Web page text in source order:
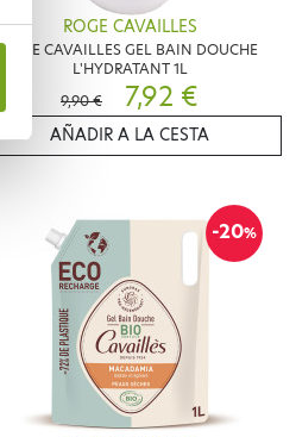
ROGE CAVAILLES
ROGE CAVAILLES GEL BAIN DOUCHE
L'HYDRATANT 1L
9,90 €
7,92 €
AÑADIR A LA CESTA
-20%